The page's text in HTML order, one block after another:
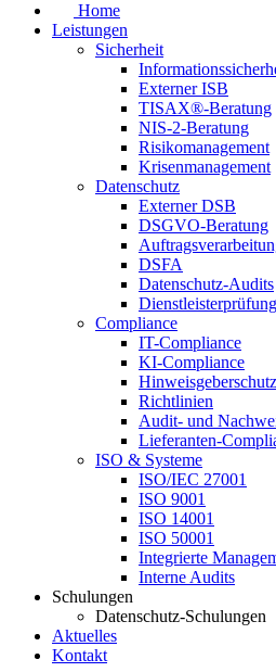
Home
Leistungen
Sicherheit
Externer ISB
TISAX®-Beratung
NIS-2-Beratung
Risikomanagement
Krisenmanagement
Datenschutz
Externer DSB
DSGVO-Beratung
DSFA
Datenschutz-Audits
Dienstleisterprüfung
Compliance
IT-Compliance
KI-Compliance
Hinweisgeberschutz
Richtlinien
Audit- und
Lieferanten-
ISO & Systeme
ISO/IEC 27001
ISO 9001
ISO 14001
ISO 50001
Integrierte
Interne Audits
Schulungen
Datenschutz-Schulungen
Aktuelles
Kontakt